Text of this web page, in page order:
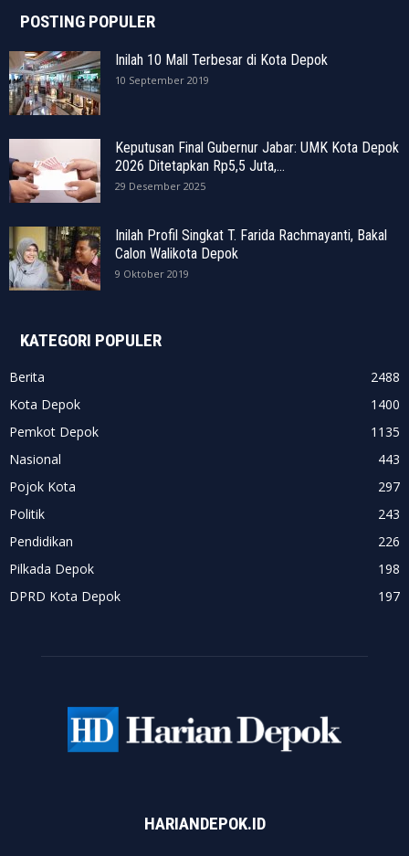
POSTING POPULER
Inilah 10 Mall Terbesar di Kota Depok
10 September 2019
Keputusan Final Gubernur Jabar: UMK Kota Depok
2026 Ditetapkan Rp5,5 Juta,...
29 Desember 2025
Inilah Profil Singkat T. Farida Rachmayanti, Bakal
Calon Walikota Depok
9 Oktober 2019
KATEGORI POPULER
Berita
2488
Kota Depok
1400
Pemkot Depok
1135
Nasional
443
Pojok Kota
297
Politik
243
Pendidikan
226
Pilkada Depok
198
DPRD Kota Depok
197
HARIANDEPOK.ID